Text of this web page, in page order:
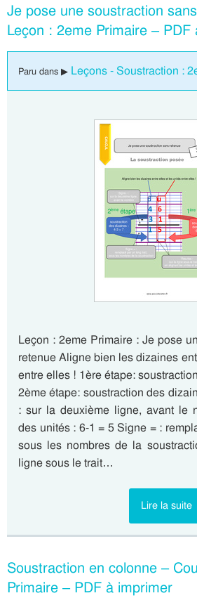
Je pose une soustraction
Leçon : 2eme Primaire – PDF
Paru dans ▶ Leçons - Soustraction :
Leçon : 2eme Primaire : Je pose
retenue Aligne bien les dizaines
entre elles ! 1ère étape:
2ème étape: soustraction des
: sur la deuxième ligne, avant le
des unités : 6-1 = 5 Signe = :
sous les nombres de la
ligne sous le trait…
Lire la suite
Soustraction en colonne –
Primaire – PDF à imprimer